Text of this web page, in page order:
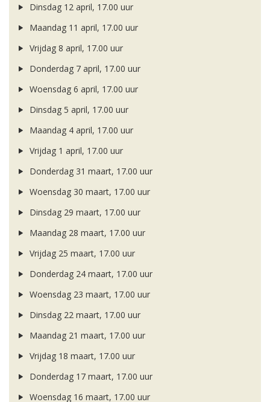
Dinsdag 12 april, 17.00 uur
Maandag 11 april, 17.00 uur
Vrijdag 8 april, 17.00 uur
Donderdag 7 april, 17.00 uur
Woensdag 6 april, 17.00 uur
Dinsdag 5 april, 17.00 uur
Maandag 4 april, 17.00 uur
Vrijdag 1 april, 17.00 uur
Donderdag 31 maart, 17.00 uur
Woensdag 30 maart, 17.00 uur
Dinsdag 29 maart, 17.00 uur
Maandag 28 maart, 17.00 uur
Vrijdag 25 maart, 17.00 uur
Donderdag 24 maart, 17.00 uur
Woensdag 23 maart, 17.00 uur
Dinsdag 22 maart, 17.00 uur
Maandag 21 maart, 17.00 uur
Vrijdag 18 maart, 17.00 uur
Donderdag 17 maart, 17.00 uur
Woensdag 16 maart, 17.00 uur